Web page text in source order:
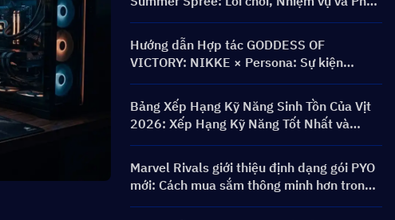
thưởng
Hướng dẫn Hợp tác GODDESS OF
VICTORY: NIKKE × Persona: Sự kiện
PERSONA ON FRONTLINE, Nhân vật,
Banner & Phần thưởng
Bảng Xếp Hạng Kỹ Năng Sinh Tồn Của Vịt
2026: Xếp Hạng Kỹ Năng Tốt Nhất và
Hướng Dẫn Xây Dựng
Marvel Rivals giới thiệu định dạng gói PYO
mới: Cách mua sắm thông minh hơn trong
bản cập nhật cửa hàng Mùa 9.5